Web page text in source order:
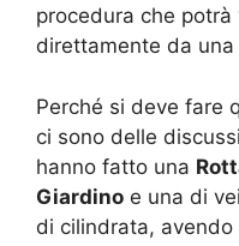
procedura che potrà
direttamente da
Perché si deve fare
ci sono delle
hanno fatto una
Giardino e una di
di cilindrata,